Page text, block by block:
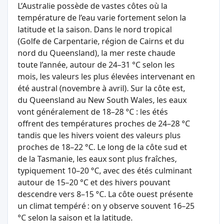
L’Australie possède de vastes côtes où la
température de l’eau varie fortement selon la
latitude et la saison. Dans le nord tropical
(Golfe de Carpentarie, région de Cairns et du
nord du Queensland), la mer reste chaude
toute l’année, autour de 24–31 °C selon les
mois, les valeurs les plus élevées intervenant en
été austral (novembre à avril). Sur la côte est,
du Queensland au New South Wales, les eaux
vont généralement de 18–28 °C : les étés
offrent des températures proches de 24–28 °C
tandis que les hivers voient des valeurs plus
proches de 18–22 °C. Le long de la côte sud et
de la Tasmanie, les eaux sont plus fraîches,
typiquement 10–20 °C, avec des étés culminant
autour de 15–20 °C et des hivers pouvant
descendre vers 8–15 °C. La côte ouest présente
un climat tempéré : on y observe souvent 16–25
°C selon la saison et la latitude.